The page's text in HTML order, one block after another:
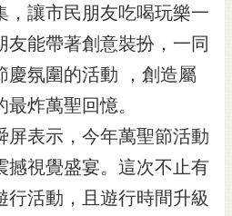
，讓市民朋友吃喝玩樂一
友能帶著創意裝扮，一同
慶氛圍的活動 ，創造屬
炸萬聖回憶。
屏表示，今年萬聖節活動
撼視覺盛宴。這次不止有
行活動，且遊行時間升級